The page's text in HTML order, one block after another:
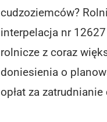
cudzoziemców?
interpelacja nr
rolnicze z coraz
doniesienia o
opłat za